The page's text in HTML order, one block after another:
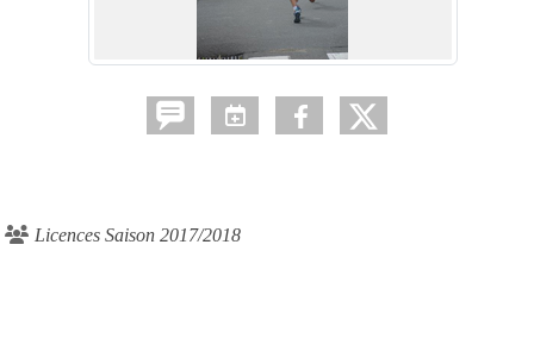
Licences Saison 2017/2018